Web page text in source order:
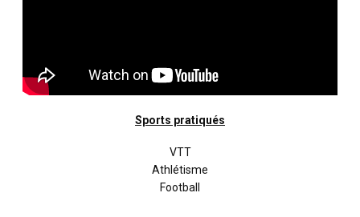
Sports pratiqués
VTT
Athlétisme
Football